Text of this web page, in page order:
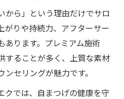
から」という理由だけでサロ
がりや持続力、アフターサー
あります。プレミアム施術
することが多く、上質な素材
セリングが魅力です。
クでは、自まつげの健康を守